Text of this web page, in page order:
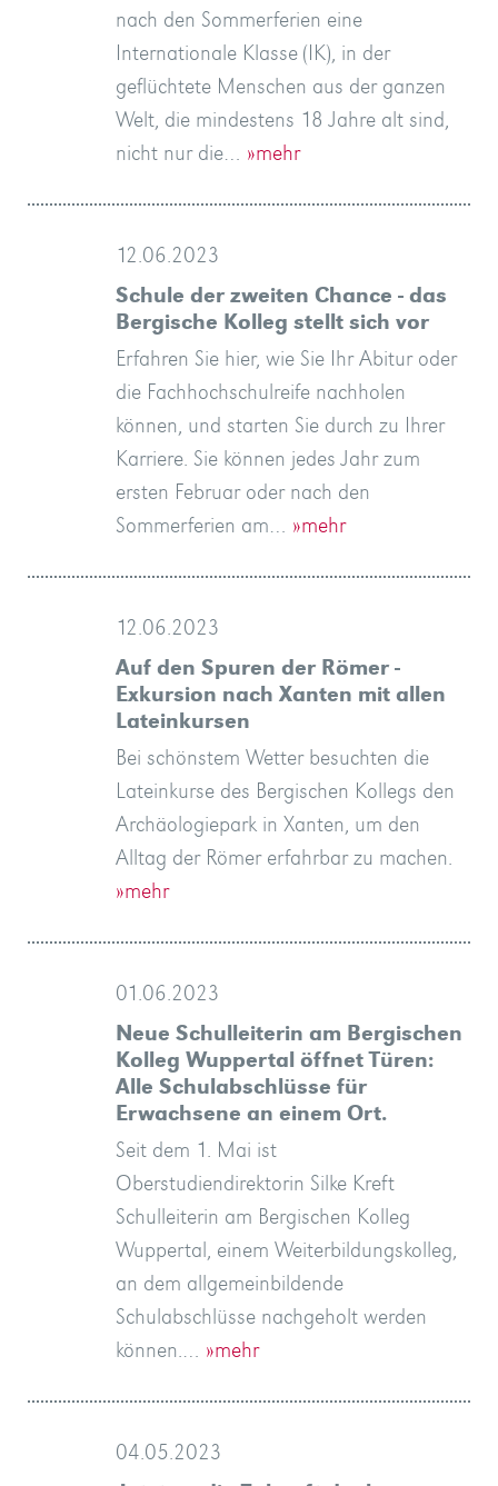
nach den Sommerferien eine
Internationale Klasse (IK), in der
geflüchtete Menschen aus der ganzen
Welt, die mindestens 18 Jahre alt sind,
nicht nur die… »mehr
12.06.2023
Schule der zweiten Chance - das
Bergische Kolleg stellt sich vor
Erfahren Sie hier, wie Sie Ihr Abitur oder
die Fachhochschulreife nachholen
können, und starten Sie durch zu Ihrer
Karriere. Sie können jedes Jahr zum
ersten Februar oder nach den
Sommerferien am… »mehr
12.06.2023
Auf den Spuren der Römer -
Exkursion nach Xanten mit allen
Lateinkursen
Bei schönstem Wetter besuchten die
Lateinkurse des Bergischen Kollegs den
Archäologiepark in Xanten, um den
Alltag der Römer erfahrbar zu machen.
»mehr
01.06.2023
Neue Schulleiterin am Bergischen
Kolleg Wuppertal öffnet Türen:
Alle Schulabschlüsse für
Erwachsene an einem Ort.
Seit dem 1. Mai ist
Oberstudiendirektorin Silke Kreft
Schulleiterin am Bergischen Kolleg
Wuppertal, einem Weiterbildungskolleg,
an dem allgemeinbildende
Schulabschlüsse nachgeholt werden
können.… »mehr
04.05.2023